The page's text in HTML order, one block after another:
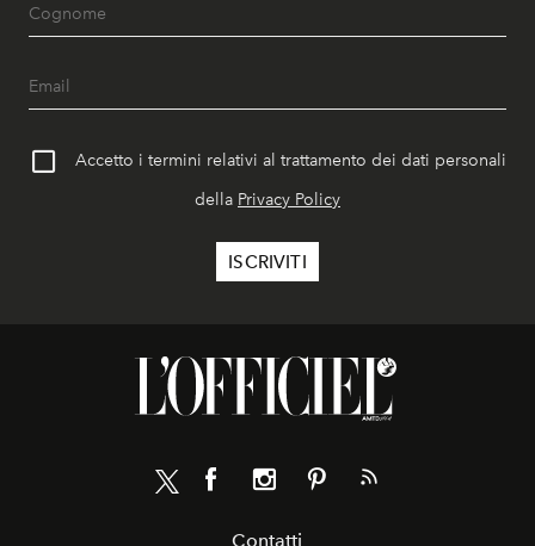
Accetto i termini relativi al trattamento dei dati personali
della Privacy Policy
Contatti